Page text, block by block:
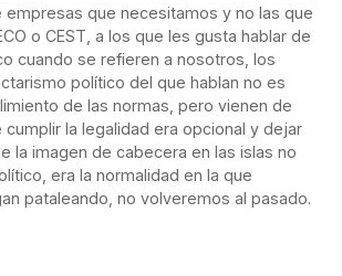
empresas que necesitamos y no las que
o CEST, a los que les gusta hablar de
cuando se refieren a nosotros, los
político del que hablan no es
de las normas, pero vienen de
la legalidad era opcional y dejar
la imagen de cabecera en las islas no
era la normalidad en la que
pataleando, no volveremos al pasado.